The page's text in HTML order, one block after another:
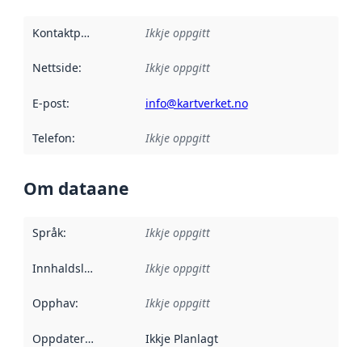
Kontaktpunkt Ikkje oppgitt
Nettside: Ikkje oppgitt
E-post: info@kartverket.no
Telefon: Ikkje oppgitt
Om dataane
Språk: Ikkje oppgitt
Innhaldsleverandørar :
Ikkje oppgitt
Opphav: Ikkje oppgitt
Oppdateringsfrekvens :
Ikkje Planlagt